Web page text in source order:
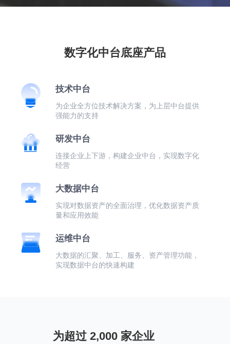
数字化中台底座产品
技术中台
为企业全方位技术解决方案，为上层中台提供
强能力的支持
研发中台
连接企业上下游，构建企业中台，实现数字化
经营
大数据中台
实现对数据资产的全面治理，优化数据资产质
量和应用效能
运维中台
大数据的汇聚、加工、服务、资产管理功能，
实现数据中台的快速构建
为超过 2,000 家企业